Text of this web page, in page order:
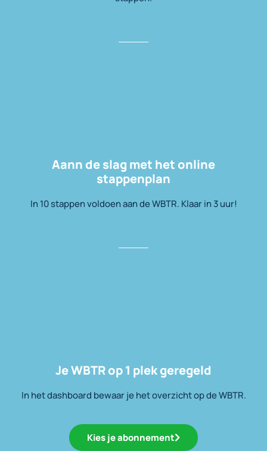
Aann de slag met het online
stappenplan
In 10 stappen voldoen aan de WBTR. Klaar in 3 uur!
Je WBTR op 1 plek geregeld
In het dashboard bewaar je het overzicht op de WBTR.
Kies je abonnement